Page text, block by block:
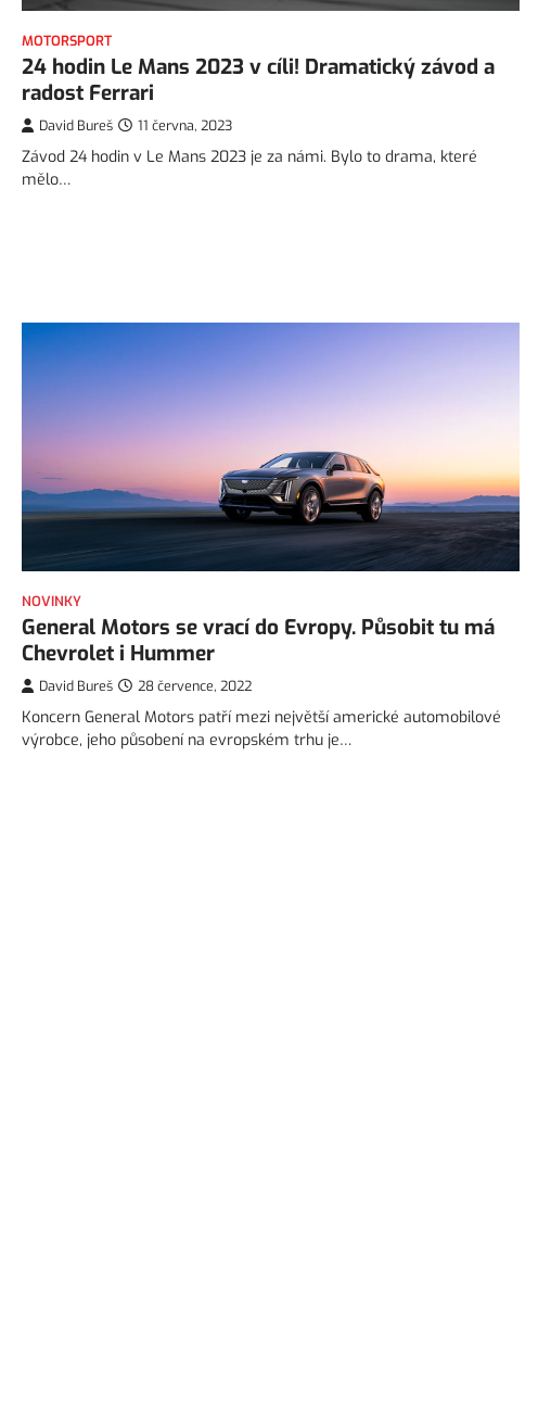
MOTORSPORT
24 hodin Le Mans 2023 v cíli! Dramatický závod a
radost Ferrari
David Bureš 11 června, 2023
Závod 24 hodin v Le Mans 2023 je za námi. Bylo to drama, které
mělo…
NOVINKY
General Motors se vrací do Evropy. Působit tu má
Chevrolet i Hummer
David Bureš 28 července, 2022
Koncern General Motors patří mezi největší americké automobilové
výrobce, jeho působení na evropském trhu je…